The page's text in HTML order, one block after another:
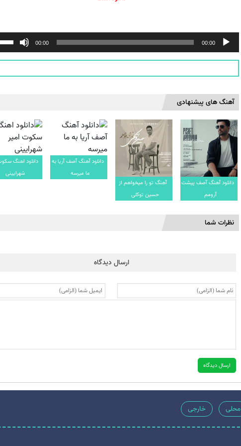
پخش‌کننده
صوت
00:00
00:00
آهنگ های پیشنهادی
دانلود آهنگ آصف پیشت
آرومم
آهنگ تو را میخواهم از
حسین توکلی
دانلود آهنگ آصف آریا به
ما میرسه
دانلود اهنگ
شهرایینی
نظرات شما
ارسال دیدگاه
محلی خارجی